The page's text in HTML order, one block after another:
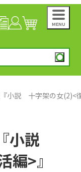
MENU
小説 十字架の女(2)<
小説
編>』